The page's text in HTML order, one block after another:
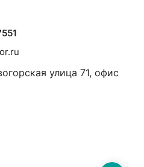
улица 71, офис